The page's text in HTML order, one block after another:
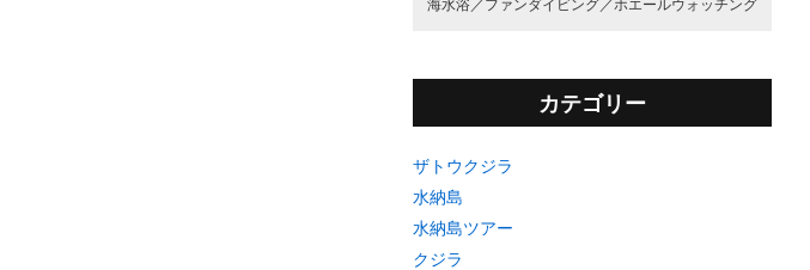
海水浴／ ファンダイビング／ ホエールウォッチング
カテゴリー
ザトウクジラ
水納島
水納島ツアー
クジラ